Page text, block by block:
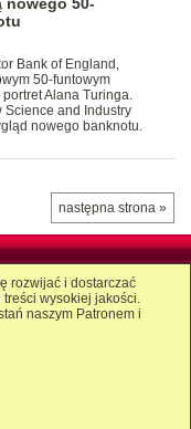
nowego 50-
Bank of England,
50-funtowym
Alana Turinga.
Science and Industry
nowego banknotu.
następna strona »
rozwijać i dostarczać
wysokiej jakości.
naszym Patronem i